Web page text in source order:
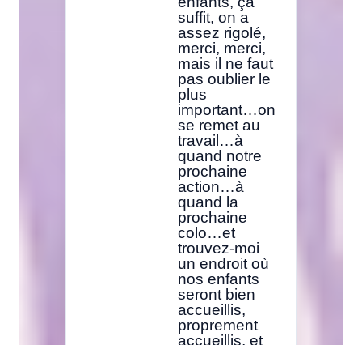
suffit, on a
assez rigolé,
merci, merci,
mais il ne faut
pas oublier le
plus
important…on
se remet au
travail…à
quand notre
prochaine
action…à
quand la
prochaine
colo…et
trouvez-moi
un endroit où
nos enfants
seront bien
accueillis,
proprement
accueillis, et